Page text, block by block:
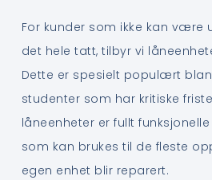
For kunder som ikke kan være
det hele tatt, tilbyr vi
Dette er spesielt populært
studenter som har kritiske
låneenheter er fullt
som kan brukes til de fleste
egen enhet blir reparert.